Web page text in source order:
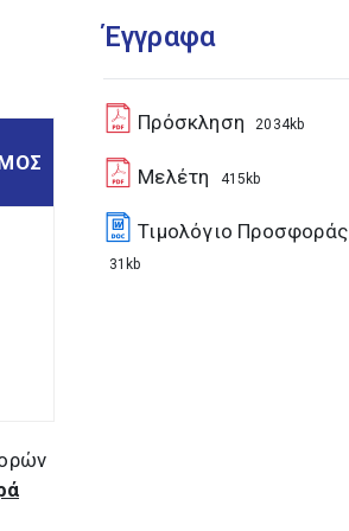
Έγγραφα
Πρόσκληση 2034kb
Μελέτη 415kb
Τιμολόγιο Προσφοράς
31kb